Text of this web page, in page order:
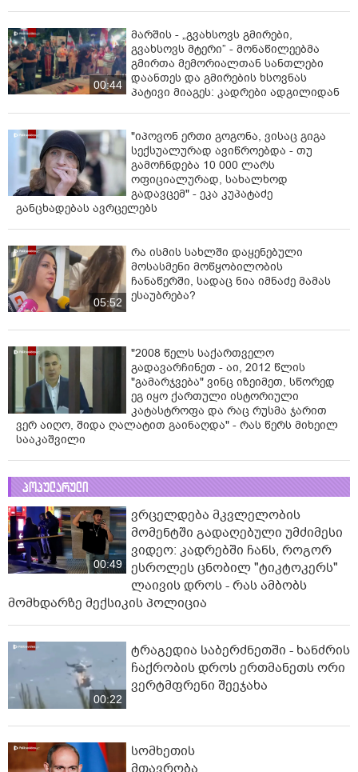
00:44
მარშის - „გვახსოვს გმირები,
გვახსოვს მტერი” - მონაწილეებმა
გმირთა მემორიალთან სანთლები
დაანთეს და გმირების ხსოვნას
პატივი მიაგეს: კადრები ადგილიდან
"იპოვონ ერთი გოგონა, ვისაც გიგა
სექსუალურად ავიწროებდა - თუ
გამოჩნდება 10 000 ლარს
ოფიციალურად, სახალხოდ
გადავცემ" - ეკა კუპატაძე
განცხადებას ავრცელებს
05:52
რა ისმის სახლში დაყენებული
მოსასმენი მოწყობილობის
ჩანაწერში, სადაც ნია იმნაძე მამას
ესაუბრება?
"2008 წელს საქართველო
გადავარჩინეთ - აი, 2012 წლის
"გამარჯვება" ვინც იზეიმეთ, სწორედ
ეგ იყო ქართული ისტორიული
კატასტროფა და რაც რუსმა ჯარით
ვერ აიღო, შიდა ღალატით გაინაღდა" - რას წერს მიხეილ
სააკაშვილი
პოპულარული
00:49
ვრცელდება მკვლელობის
მომენტში გადაღებული უმძიმესი
ვიდეო: კადრებში ჩანს, როგორ
ესროლეს ცნობილ "ტიკტოკერს"
ლაივის დროს - რას ამბობს
მომხდარზე მექსიკის პოლიცია
00:22
ტრაგედია საბერძნეთში - ხანძრის
ჩაქრობის დროს ერთმანეთს ორი
ვერტმფრენი შეეჯახა
სომხეთის